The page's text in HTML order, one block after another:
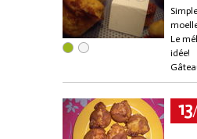
Le
idée!
13